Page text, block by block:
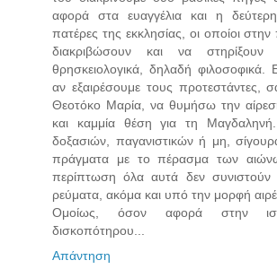
αφορά στα ευαγγέλια και η
πατέρες της εκκλησίας, οι οποίοι
διακριβώσουν και να
θρησκειολογικά, δηλαδή φιλοσοφικά.
αν εξαιρέσουμε τους προτεστάντες,
Θεοτόκο Μαρία, να θυμήσω την
και καμμία θέση για τη
δοξασιών, παγανιστικών ή μη,
πράγματα με το πέρασμα των
περίπτωση όλα αυτά δεν συνιστούν
ρεύματα, ακόμα και υπό την μορφή
Ομοίως, όσον αφορά στην
δισκοπότηρου...
Απάντηση